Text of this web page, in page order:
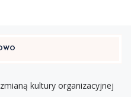
kultury organizacyjnej